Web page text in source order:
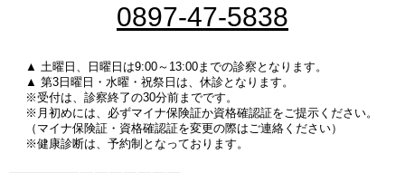
0897-47-5838
▲ 土曜日、日曜日は9:00～13:00までの診察となります。
▲ 第3日曜日・水曜・祝祭日は、休診となります。
※受付は、診察終了の30分前までです。
※月初めには、必ずマイナ保険証か資格確認証をご提示ください。
（マイナ保険証・資格確認証を変更の際はご連絡ください）
※健康診断は、予約制となっております。